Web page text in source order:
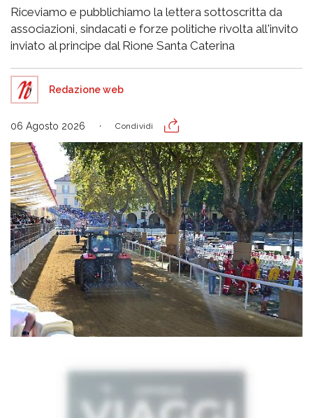
Riceviamo e pubblichiamo la lettera sottoscritta da
associazioni, sindacati e forze politiche rivolta all'invito
inviato al principe dal Rione Santa Caterina
Redazione web
06 Agosto 2026 Condividi